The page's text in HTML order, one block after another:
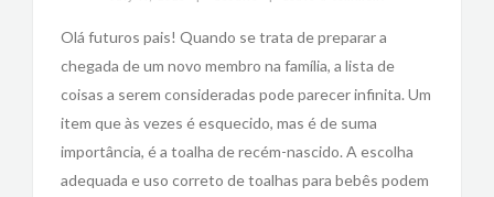
Olá futuros pais! Quando se trata de preparar a
chegada de um novo membro na família, a lista de
coisas a serem consideradas pode parecer infinita. Um
item que às vezes é esquecido, mas é de suma
importância, é a toalha de recém-nascido. A escolha
adequada e uso correto de toalhas para bebês podem